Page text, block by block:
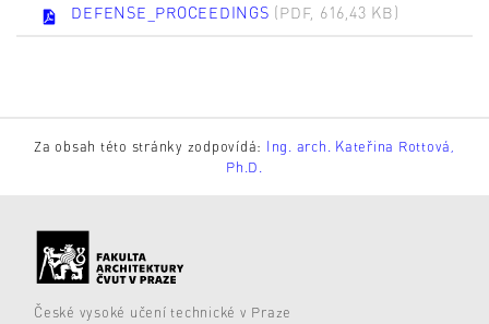
DEFENSE_PROCEEDINGS (PDF, 616,43 KB)
Za obsah této stránky zodpovídá: Ing. arch. Kateřina Rottová,
Ph.D.
České vysoké učení technické v Praze